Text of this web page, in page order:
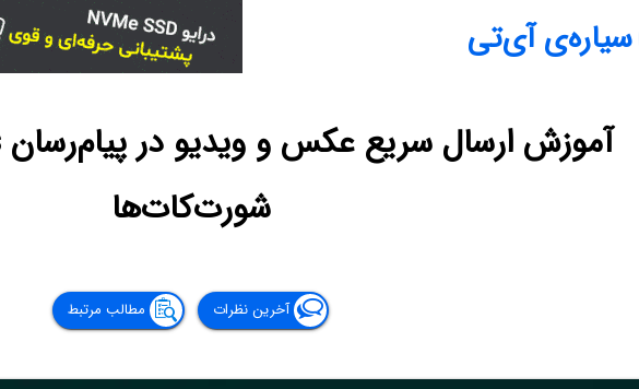
سیاره‌ی آی‌تی
شورت‌کات‌ها
آخرین نظرات مطالب مرتبط